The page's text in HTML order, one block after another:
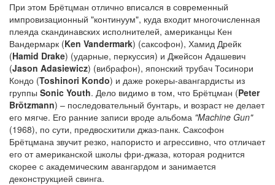
При этом Брётцман отлично вписался в современный
импровизационный "континуум", куда входит многочисленная
плеяда скандинавских исполнителей, американцы Кен
Вандермарк (Ken Vandermark) (саксофон), Хамид Дрейк
(Hamid Drake) (ударные, перкуссия) и Джейсон Адашевич
(Jason Adasiewicz) (вибрафон), японский трубач Тосинори
Кондо (Toshinori Kondo) и даже рокеры-авангардисты из
группы Sonic Youth. Дело видимо в том, что Брётцман (Peter
Brötzmann) – последовательный бунтарь, и возраст не делает
его мягче. Его ранние записи вроде альбома "Machine Gun"
(1968), по сути, предвосхитили джаз-панк. Саксофон
Брётцмана звучит резко, напористо и агрессивно, что отличает
его от американской школы фри-джаза, которая роднится
скорее с академическим авангардом и занимается
деконструкцией свинга.